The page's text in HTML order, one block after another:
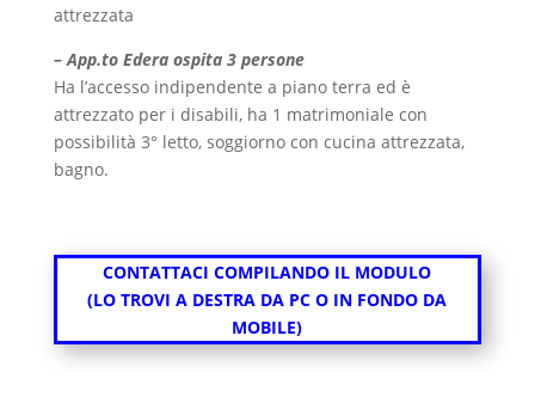
attrezzata
– App.to Edera ospita 3 persone
Ha l’accesso indipendente a piano terra ed è
attrezzato per i disabili, ha 1 matrimoniale con
possibilità 3° letto, soggiorno con cucina attrezzata,
bagno.
CONTATTACI COMPILANDO IL MODULO
(LO TROVI A DESTRA DA PC O IN FONDO DA
MOBILE)